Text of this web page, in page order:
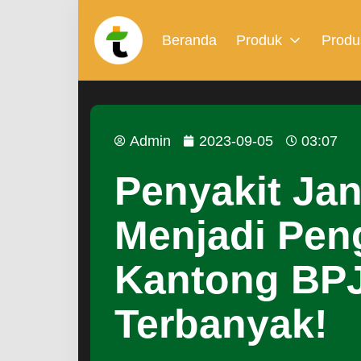
Beranda Produk
Admin 2023-09-05 03:07
Penyakit
Menjadi
Kantong
Terbanyak!